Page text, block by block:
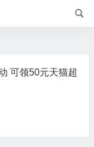
可领50元天猫超